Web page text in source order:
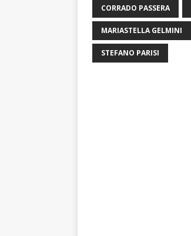
CORRADO PASSERA
MARIASTELLA GELMINI
STEFANO PARISI